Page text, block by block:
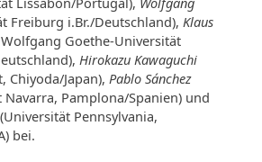
Freiburg i.Br./Deutschland), Klaus
Goethe-Universität
Hirokazu Kawaguchi
Chiyoda/Japan), Pablo Sánchez
Pamplona/Spanien) und
Pennsylvania,
bei.